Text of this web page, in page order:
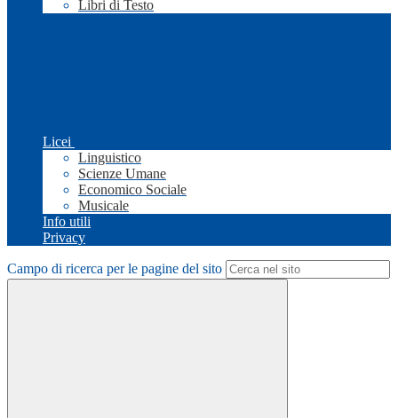
Libri di Testo
Licei
Linguistico
Scienze Umane
Economico Sociale
Musicale
Info utili
Privacy
Campo di ricerca per le pagine del sito